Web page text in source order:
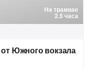
На трамвае
2.5 часа
Южного вокзала